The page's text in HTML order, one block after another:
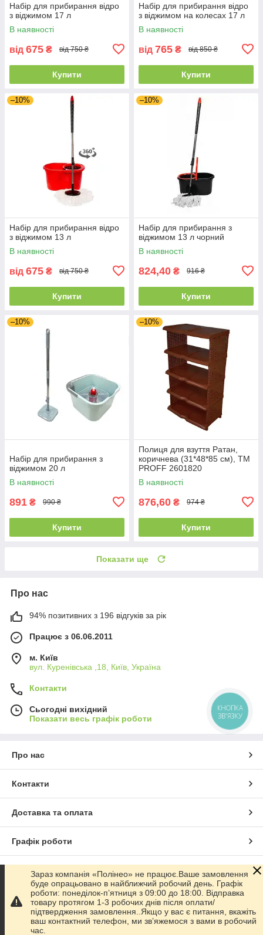
Набір для прибирання відро
з віджимом 17 л
В наявності
від 675 ₴ від 750 ₴
Купити
Набір для прибирання відро
з віджимом на колесах 17 л
В наявності
від 765 ₴ від 850 ₴
Купити
–10%
Набір для прибирання відро
з віджимом 13 л
В наявності
від 675 ₴ від 750 ₴
Купити
–10%
Набір для прибирання з
віджимом 13 л чорний
В наявності
824,40 ₴ 916 ₴
Купити
–10%
Набір для прибирання з
віджимом 20 л
В наявності
891 ₴ 990 ₴
Купити
–10%
Полиця для взуття Ратан,
коричнева (31*48*85 см), ТМ
PROFF 2601820
В наявності
876,60 ₴ 974 ₴
Купити
Показати ще
Про нас
94% позитивних з 196 відгуків за рік
Працює з 06.06.2011
м. Київ
вул. Куренівська ,18, Київ, Україна
Контакти
Сьогодні вихідний
Показати весь графік роботи
Про нас
Контакти
Доставка та оплата
Графік роботи
Повна версія сайту
Сайт створено на маркетплейсі Prom.ua
Політика конфіденційності
Зараз компанія «Полінео» не працює.Ваше замовлення
буде опрацьовано в найближчий робочий день. Графік
роботи: понеділок-п’ятниця з 09:00 до 18:00. Відправка
товару протягом 1-3 робочих днів після оплати/
підтвердження замовлення..Якщо у вас є питання, вкажіть
ваш контактний телефон, ми зв’яжемося з вами в робочий
час.
КНОПКА
ЗВ'ЯЗКУ